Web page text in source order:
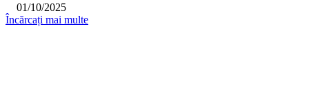
01/10/2025
Încărcați mai multe